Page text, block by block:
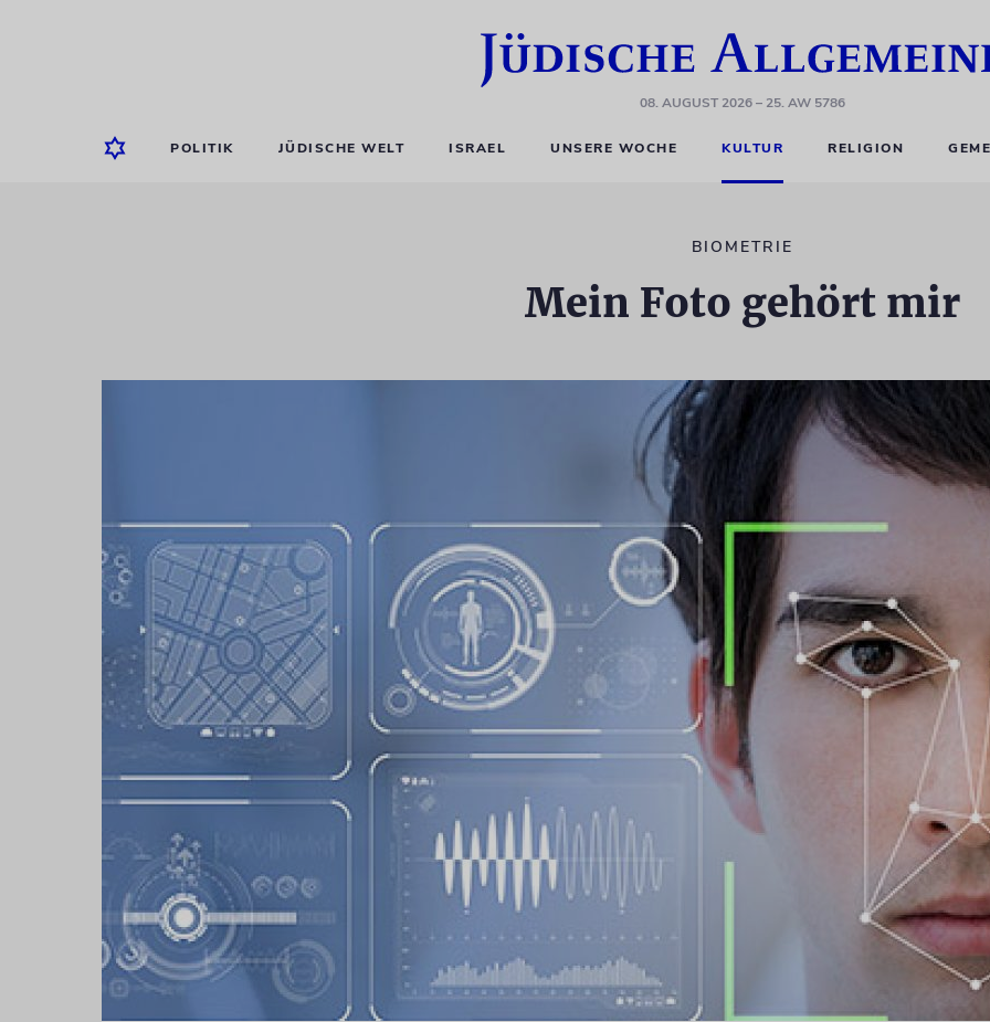
08. AUGUST 2026– 25. AW 5786
POLITIK JÜDISCHE WELT ISRAEL UNSERE WOCHE KULTUR RELIGION
BIOMETRIE
Mein Foto gehört mir